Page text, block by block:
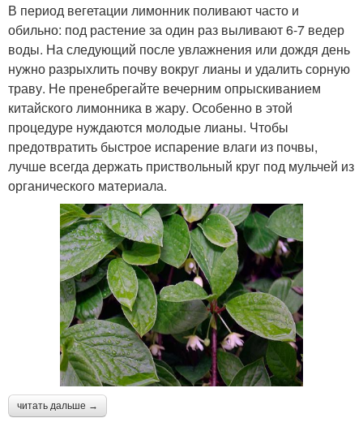
В период вегетации лимонник поливают часто и
обильно: под растение за один раз выливают 6-7 ведер
воды. На следующий после увлажнения или дождя день
нужно разрыхлить почву вокруг лианы и удалить сорную
траву. Не пренебрегайте вечерним опрыскиванием
китайского лимонника в жару. Особенно в этой
процедуре нуждаются молодые лианы. Чтобы
предотвратить быстрое испарение влаги из почвы,
лучше всегда держать приствольный круг под мульчей из
органического материала.
читать дальше →